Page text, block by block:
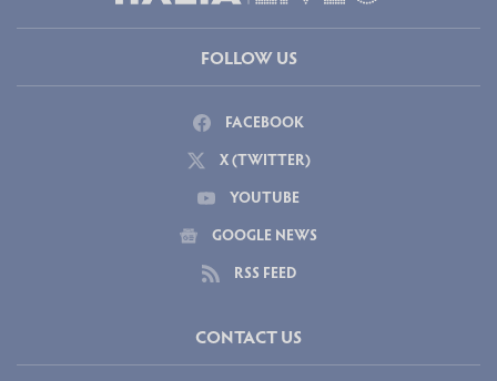
FOLLOW US
FACEBOOK
X (TWITTER)
YOUTUBE
GOOGLE NEWS
RSS FEED
CONTACT US